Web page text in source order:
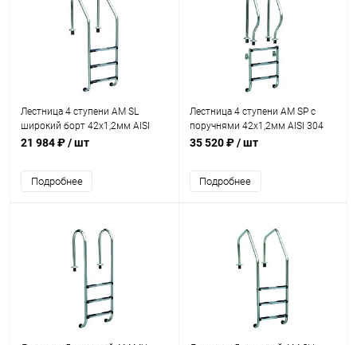
Лестница 4 ступени AM SL
широкий борт 42х1,2мм AISI
304 (SL-415)
21 984 ₽/ шт
Подробнее
Лестница 4 ступени AM SP с
поручнями 42х1,2мм AISI 304
(SP-415)
35 520 ₽/ шт
Подробнее